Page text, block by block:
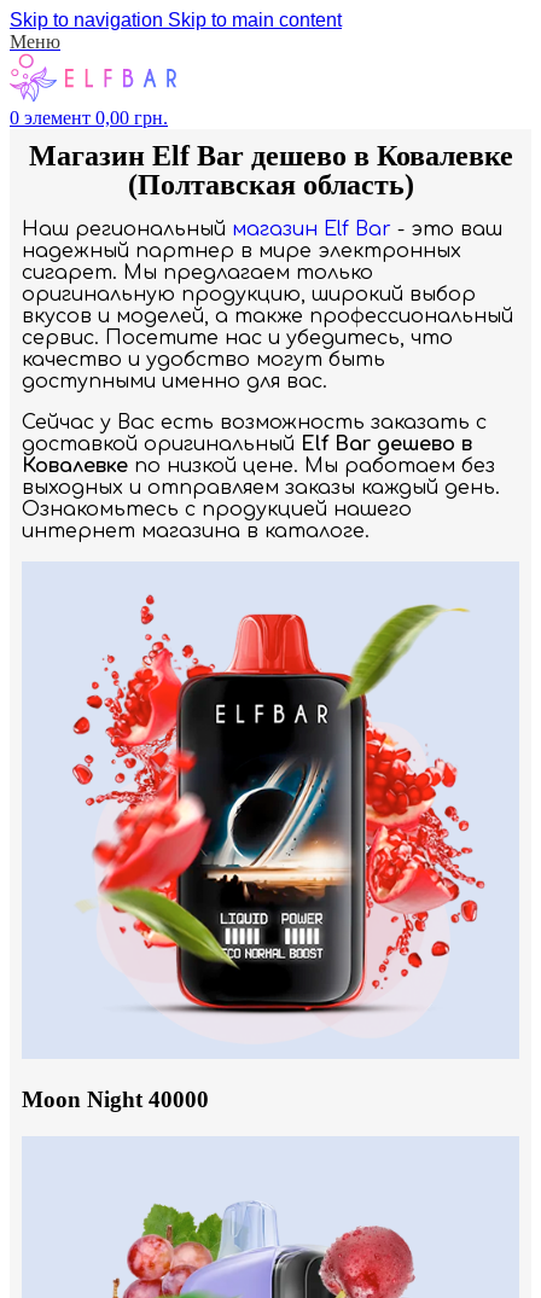
Skip to navigation Skip to main content
Меню
0 элемент 0,00 грн.
Магазин Elf Bar дешево в Ковалевке
(Полтавская область)
Наш региональный магазин Elf Bar - это ваш
надежный партнер в мире электронных
сигарет. Мы предлагаем только
оригинальную продукцию, широкий выбор
вкусов и моделей, а также профессиональный
сервис. Посетите нас и убедитесь, что
качество и удобство могут быть
доступными именно для вас.
Сейчас у Вас есть возможность заказать с
доставкой оригинальный Elf Bar дешево в
Ковалевке по низкой цене. Мы работаем без
выходных и отправляем заказы каждый день.
Ознакомьтесь с продукцией нашего
интернет магазина в каталоге.
Moon Night 40000